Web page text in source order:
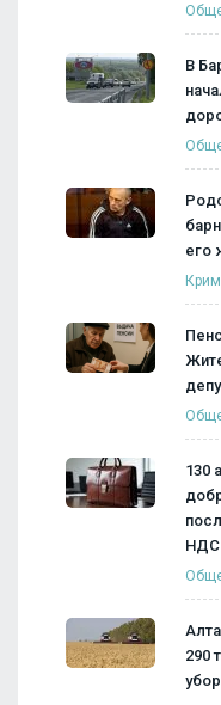
В
его
130
290